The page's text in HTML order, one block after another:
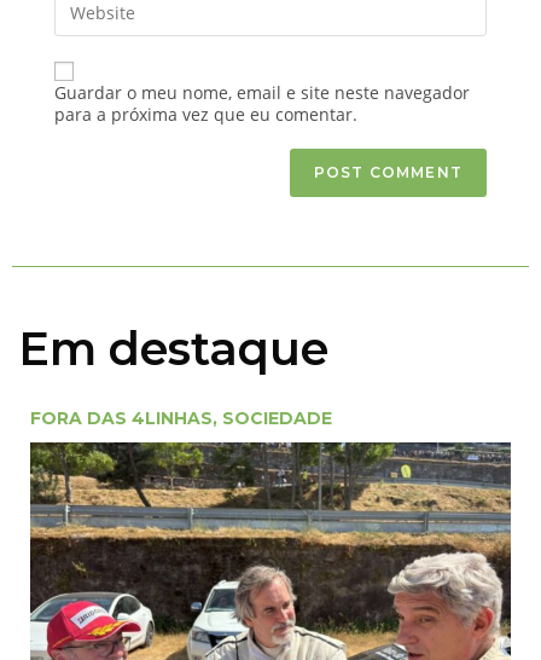
Guardar o meu nome, email e site neste navegador
para a próxima vez que eu comentar.
Em destaque
FORA DAS 4LINHAS, SOCIEDADE